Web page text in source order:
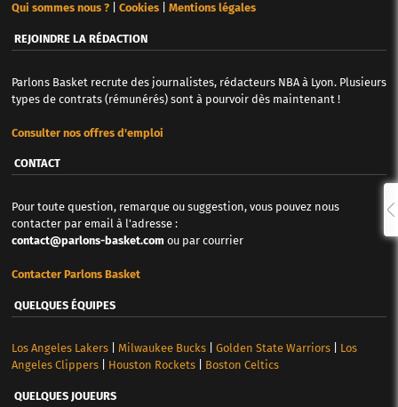
Qui sommes nous ?| Cookies| Mentions légales
REJOINDRE LA RÉDACTION
Parlons Basket recrute des journalistes, rédacteurs NBA à Lyon. Plusieurs
types de contrats (rémunérés) sont à pourvoir dès maintenant !
Consulter nos offres d'emploi
CONTACT
Pour toute question, remarque ou suggestion, vous pouvez nous
contacter par email à l'adresse :
contact@parlons-basket.com ou par courrier
Contacter Parlons Basket
QUELQUES ÉQUIPES
Los Angeles Lakers| Milwaukee Bucks| Golden State Warriors| Los
Angeles Clippers| Houston Rockets| Boston Celtics
QUELQUES JOUEURS